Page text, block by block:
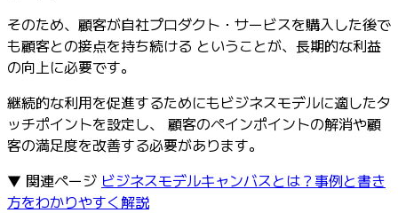
そのため、顧客が自社プロダクト・サービスを購入した後で
も顧客との接点を持ち続ける ということが、長期的な利益
の向上に必要です。
継続的な利用を促進するためにもビジネスモデルに適したタ
ッチポイントを設定し、 顧客のペインポイントの解消や顧
客の満足度を改善する必要があります。
▼ 関連ページ ビジネスモデルキャンバスとは？事例と書き
方をわかりやすく解説